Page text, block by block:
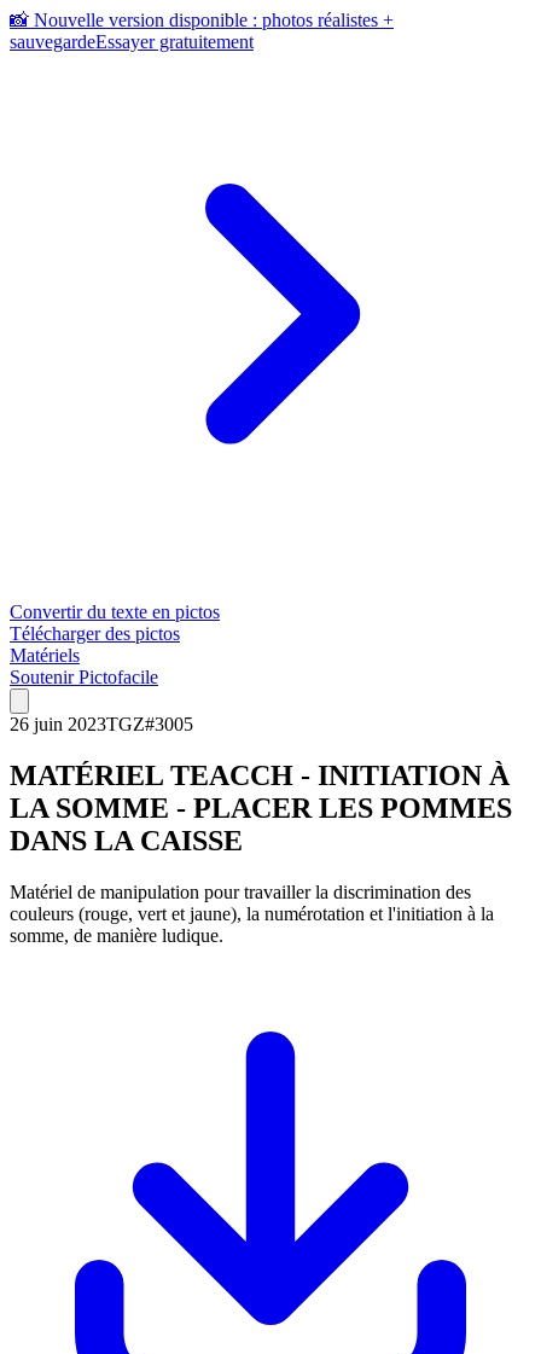
📸 Nouvelle version disponible : photos réalistes +
sauvegardeEssayer gratuitement
Convertir du texte en pictos
Télécharger des pictos
Matériels
Soutenir Pictofacile
26 juin 2023TGZ#3005
MATÉRIEL TEACCH - INITIATION À
LA SOMME - PLACER LES POMMES
DANS LA CAISSE
Matériel de manipulation pour travailler la discrimination des
couleurs (rouge, vert et jaune), la numérotation et l'initiation à la
somme, de manière ludique.